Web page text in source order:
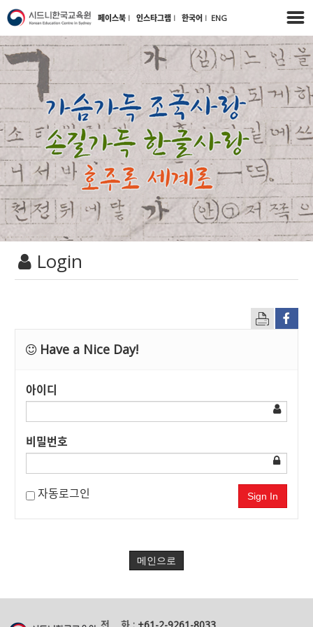
페이스북 l 인스타그램 l 한국어 l ENG
Login
Have a Nice Day!
아이디
비밀번호
자동로그인 Sign In
메인으로